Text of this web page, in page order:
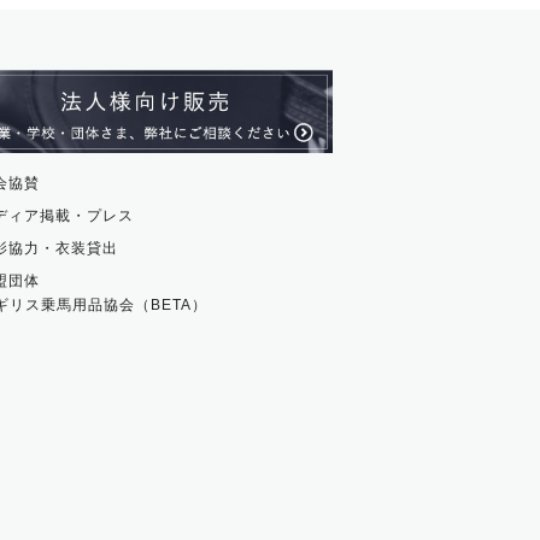
・ストラップ
協賛
ィア掲載・プレス
協力・衣装貸出
団体
リス乗馬用品協会（BETA）